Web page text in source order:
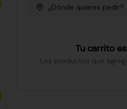
¿Dónde quieres pedir?
Tu carrito
Los productos que